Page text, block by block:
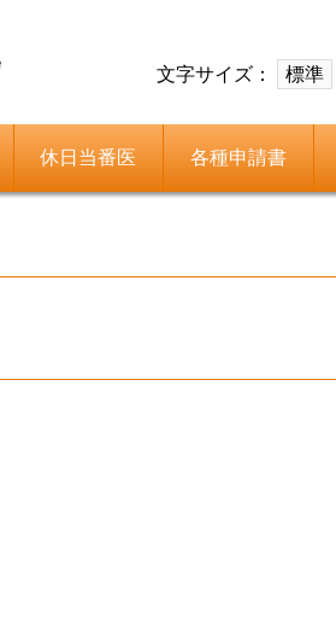
文字サイズ：
標準
休日当番医 各種申請書